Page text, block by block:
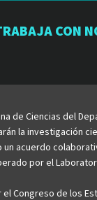
CON
de Ciencias del
la investigación
acuerdo
por el
Congreso de los